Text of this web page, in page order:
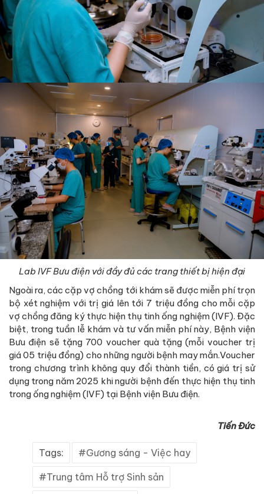
Lab IVF Bưu điện với đầy đủ các trang thiết bị hiện đại
Ngoài ra, các cặp vợ chồng tới khám sẽ được miễn phí trọn
bộ xét nghiệm với trị giá lên tới 7 triệu đồng cho mỗi cặp
vợ chồng đăng ký thực hiện thụ tinh ống nghiệm (IVF). Đặc
biệt, trong tuần lễ khám và tư vấn miễn phí này, Bệnh viện
Bưu điện sẽ tặng 700 voucher quà tặng (mỗi voucher trị
giá 05 triệu đồng) cho những người bệnh may mắn.Voucher
trong chương trình không quy đổi thành tiền, có giá trị sử
dụng trong năm 2025 khi người bệnh đến thực hiện thụ tinh
trong ống nghiệm (IVF) tại Bệnh viện Bưu điện.
Tiến Đức
Tags: Gương sáng - Việc hay
Trung tâm Hỗ trợ Sinh sản